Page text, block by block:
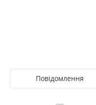
Повідомлення